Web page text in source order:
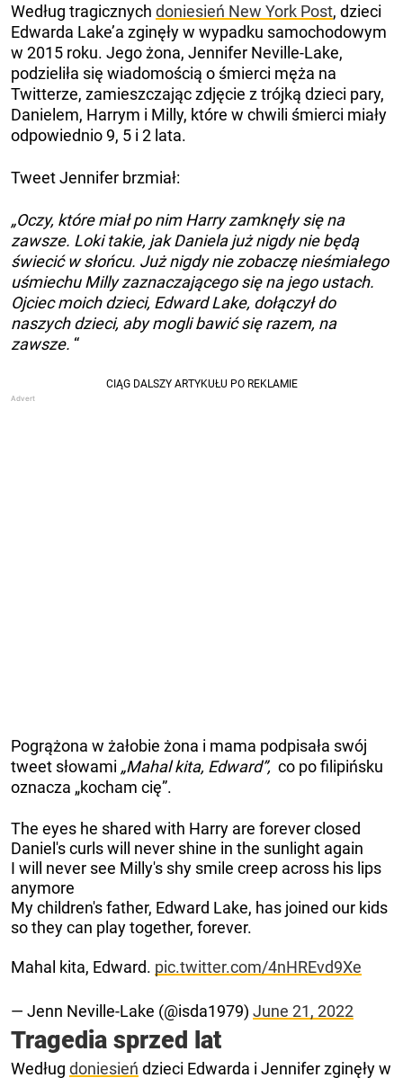
Według tragicznych doniesień New York Post, dzieci
Edwarda Lake’a zginęły w wypadku samochodowym
w 2015 roku. Jego żona, Jennifer Neville-Lake,
podzieliła się wiadomością o śmierci męża na
Twitterze, zamieszczając zdjęcie z trójką dzieci pary,
Danielem, Harrym i Milly, które w chwili śmierci miały
odpowiednio 9, 5 i 2 lata.
Tweet Jennifer brzmiał:
„Oczy, które miał po nim Harry zamknęły się na
zawsze. Loki takie, jak Daniela już nigdy nie będą
świecić w słońcu. Już nigdy nie zobaczę nieśmiałego
uśmiechu Milly zaznaczającego się na jego ustach.
Ojciec moich dzieci, Edward Lake, dołączył do
naszych dzieci, aby mogli bawić się razem, na
zawsze. “
Pogrążona w żałobie żona i mama podpisała swój
tweet słowami „Mahal kita, Edward”, co po filipińsku
oznacza „kocham cię”.
The eyes he shared with Harry are forever closed
Daniel's curls will never shine in the sunlight again
I will never see Milly's shy smile creep across his lips
anymore
My children's father, Edward Lake, has joined our kids
so they can play together, forever.
Mahal kita, Edward. pic.twitter.com/4nHREvd9Xe
— Jenn Neville-Lake (@isda1979) June 21, 2022
Tragedia sprzed lat
Według doniesień dzieci Edwarda i Jennifer zginęły w